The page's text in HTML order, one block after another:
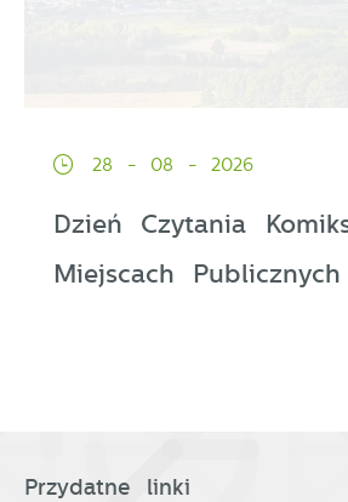
28 - 08 - 2026
Dzień Czytania
Miejscach Publicznych
Przydatne linki